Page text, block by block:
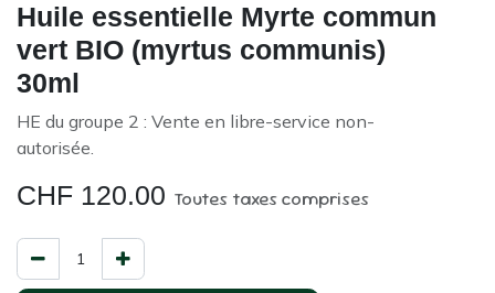
Huile essentielle Myrte commun
vert BIO (myrtus communis)
30ml
HE du groupe 2 : Vente en libre-service non-
autorisée.
CHF 120.00 Toutes taxes comprises